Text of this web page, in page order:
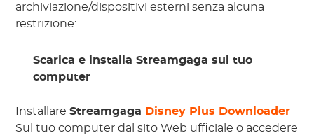
archiviazione/dispositivi esterni senza alcuna
restrizione:
Scarica e installa Streamgaga sul tuo
computer
InstallareStreamgaga
Disney Plus Downloader
Sul tuo computer dal sito Web ufficiale o accedere